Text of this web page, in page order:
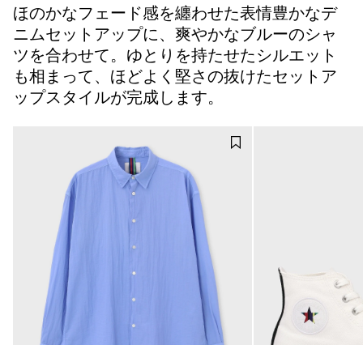
ほのかなフェード感を纏わせた表情豊かなデ
ニムセットアップに、爽やかなブルーのシャ
ツを合わせて。ゆとりを持たせたシルエット
も相まって、ほどよく堅さの抜けたセットア
ップスタイルが完成します。